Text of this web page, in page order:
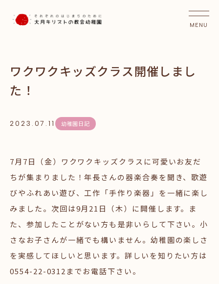
ワクワクキッズクラス開催しまし
た！
2023.07.11 幼稚園日記
7月7日（金）ワクワクキッズクラスに可愛いお友だ
ちが集まりました！年長さんの器楽合奏を聞き、歌遊
びやふれあい遊び、工作「手作り楽器」を一緒に楽し
みました。次回は9月21日（木）に開催します。ま
た、参加したことがない方も是非いらして下さい。小
さなお子さんが一緒でも構いません。幼稚園の楽しさ
を実感してほしいと思います。詳しいを知りたい方は
0554-22-0312までお電話下さい。